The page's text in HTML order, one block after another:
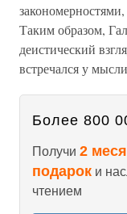
Таким образом,
деистический
встречался у
Более 800
Получи 2
подарок и
чтением